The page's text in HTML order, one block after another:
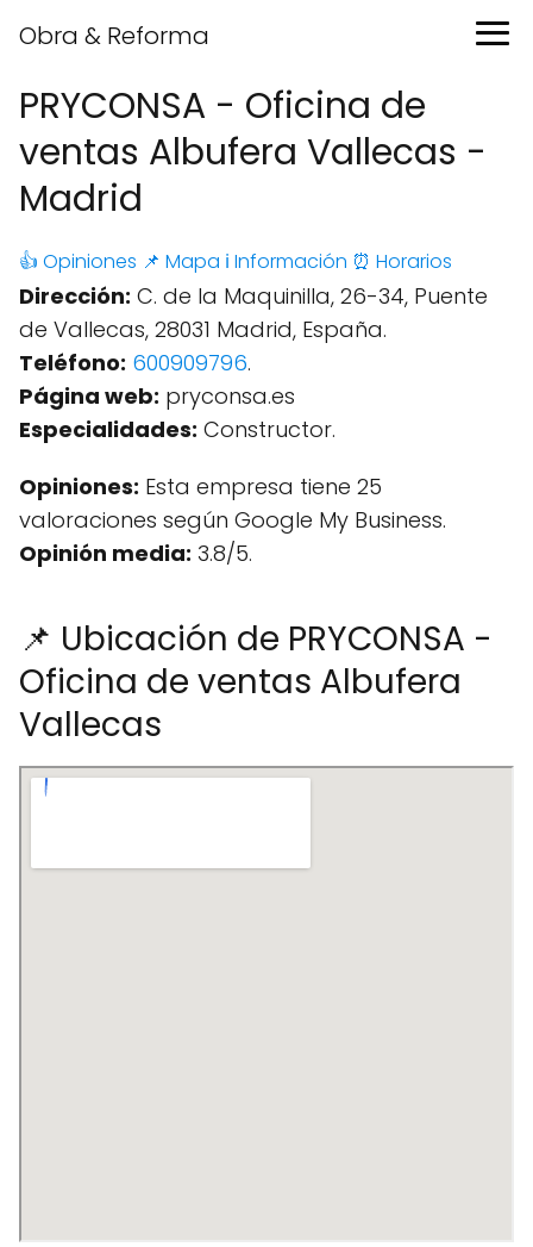
Obra & Reforma
PRYCONSA - Oficina de
ventas Albufera Vallecas -
Madrid
👍 Opiniones 📌 Mapa ℹ️ Información ⏰ Horarios
Dirección: C. de la Maquinilla, 26-34, Puente
de Vallecas, 28031 Madrid, España.
Teléfono: 600909796.
Página web: pryconsa.es
Especialidades: Constructor.
Opiniones: Esta empresa tiene 25
valoraciones según Google My Business.
Opinión media: 3.8/5.
📌 Ubicación de PRYCONSA -
Oficina de ventas Albufera
Vallecas